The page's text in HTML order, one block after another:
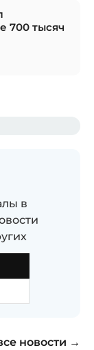
700 тысяч
в
новости →